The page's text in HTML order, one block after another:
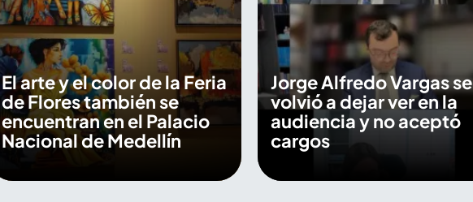
El arte y el color de la Feria
de Flores también se
encuentran en el Palacio
Nacional de Medellín
Jorge Alfredo Vargas se
volvió a dejar ver en la
audiencia y no aceptó
cargos